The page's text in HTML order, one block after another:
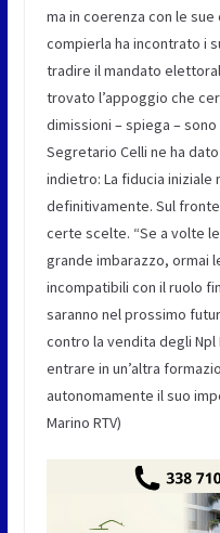
ma in coerenza con le sue
compierla ha incontrato i
tradire il mandato
trovato l’appoggio che
dimissioni – spiega –
Segretario Celli ne ha
indietro: La fiducia
definitivamente. Sul
certe scelte. “Se a volte
grande imbarazzo, ormai
incompatibili con il ruolo
saranno nel prossimo
contro la vendita degli Npl
entrare in un’altra
autonomamente il suo
Marino RTV)